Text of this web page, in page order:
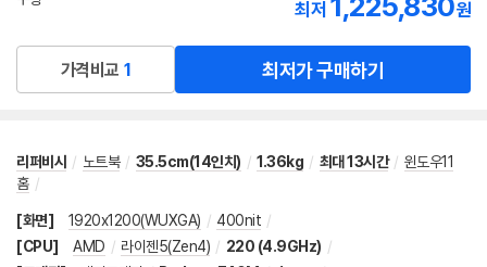
최저 원
가격비교 1 최저가 구매하기
리퍼비시 / 노트북 / 35.5cm(14인치) / 1.36kg / 최대 13시간 / 윈도우11
홈 /
[화면] 1920x1200(WUXGA) / 400nit /
[CPU]
AMD / 라이젠5(Zen4) / 220 (4.9GHz) /